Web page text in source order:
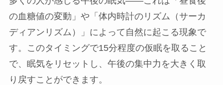
の血糖値の変動」や「体内時計のリズム（サーカ
ディアンリズム）」によって自然に起こる現象で
す。このタイミングで15分程度の仮眠を取ること
で、眠気をリセットし、午後の集中力を大きく取
り戻すことができます。